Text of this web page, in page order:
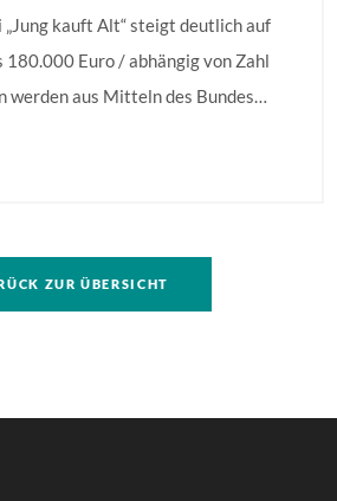
kauft Alt“ steigt deutlich auf
180.000 Euro / abhängig von Zahl
werden aus Mitteln des Bundes
Zins bei 0,53 Prozent effektiv
[…]
ZUR ÜBERSICHT